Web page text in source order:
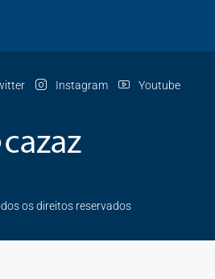
Instagram Youtube
os direitos reservados